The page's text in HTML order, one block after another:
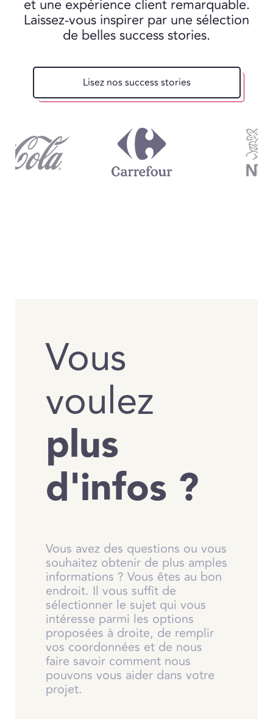
et une expérience client remarquable.
Laissez-vous inspirer par une sélection
de belles success stories.
Lisez nos success stories
Vous
voulez
plus
d'infos ?
Vous avez des questions ou vous
souhaitez obtenir de plus amples
informations ? Vous êtes au bon
endroit. Il vous suffit de
sélectionner le sujet qui vous
intéresse parmi les options
proposées à droite, de remplir
vos coordonnées et de nous
faire savoir comment nous
pouvons vous aider dans votre
projet.